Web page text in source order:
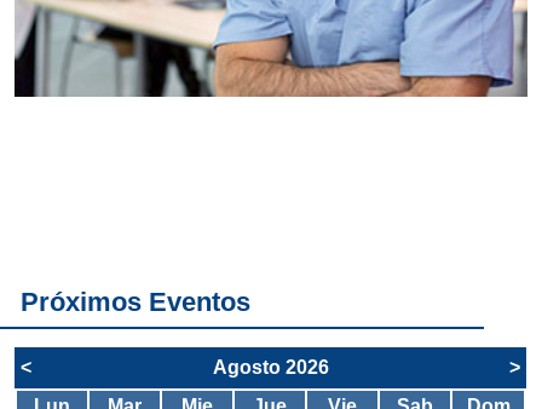
Próximos Eventos
< Agosto 2026
>